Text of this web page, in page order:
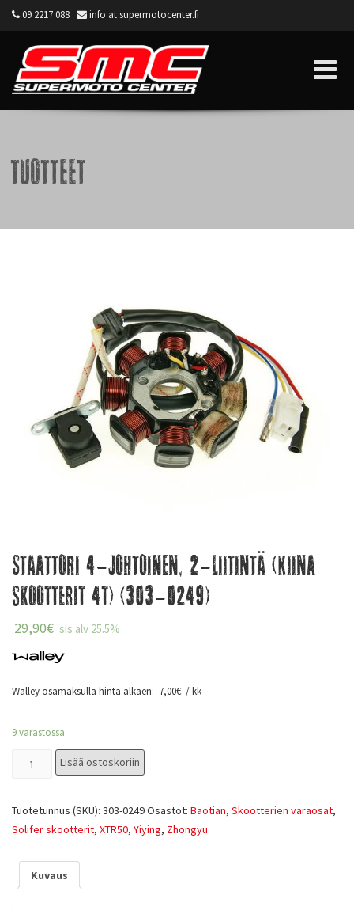
09 2217 088 info at supermotocenter.fi
Tuotteet
Staattori 4-johtoinen, 2-liitintä (Kiina
skootterit 4T) (303-0249)
29,90€ sis alv 25.5%
Walley osamaksulla hinta alkaen: 7,00€ / kk
9 varastossa
Lisää ostoskoriin
Tuotetunnus (SKU): 303-0249Osastot: Baotian, Skootterien varaosat,
Solifer skootterit, XTR50, Yiying, Zhongyu
Kuvaus